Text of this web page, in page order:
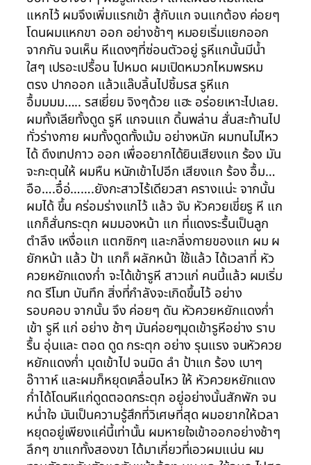
แหกไว้ ผมจึงเพิ่มแรกเข้า สู้กับแก จนแกต้อง ค่อยๆ
โดนผมแหกขา ออก อย่างช้าๆ หมอยเริ่มแยกออก
จากกัน จนเห็น หีแดงๆที่ซ่อนตัวอยู่ รูหีแกนั้นมีน้ำ
ใสๆ เปรอะเปรื้อน ไปหมด ผมเปิดหมวกไหมพรหม
ตรง ปากออก แล้วแล๊บลิ้นไปชิ้มรส รูหีแก
อื้มมมม….. รสเยี่ยม จิงๆด้วย แฮะ อร่อยเหาะไปเลย.
ผมทั้งเลียทั้งดูด รูหี แกจนแก ดิ้นพล่าน สั่นสะท้านไป
ทั่วร่างกาย ผมทั้งดูดทั้งเม้ม อย่างหนัก ผมทนไม่ไหว
ได้ ดึงเทปกาว ออก เพื่ออยากได้ยินเสียงแก ร้อง มัน
จะกะตุนให้ ผมหืน หนักเข้าไปอีก เสียงแก ร้อง อื้ม…
อือ….อื๋อ่…….ยังกะสาวไร้เดียวสา ครางแน่ะ จากนั้น
ผมได้ ขึ้น คร่อมร่างแกไว้ แล้ว จับ หัวควยเขี่ยรู หี แก
แกก็สั่นกระตุก ผมมองหน้า แก ที่แดงระรื้นเป็นลูก
ตำลึง เหงื่อแก แตกซิกๆ และกลิ่งกายของแก ผม ผ
ยักหน้า แล้ว ป้า แกก็ ผลักหน้า ใช้แล้ว ได้เวลาที่ หัว
ควยหยักแดงก่ำ จะได้เข้ารูหี สาวแก่ คนนี้แล้ว ผมเริ่ม
กด รีโมท บันทึก สิ่งที่กำลังจะเกิดขึ้นไว้ อย่าง
รอบคอบ จากนั้น จึง ค่อยๆ ดัน หัวควยหยักแดงก่ำ
เข้า รูหี แก่ อย่าง ช้าๆ มันค่อยๆมุดเข้ารูหีอย่าง ราบ
รื้น อุ่นและ ตอด ดูด กระตุก อย่าง รุนแรง จนหัวควย
หยักแดงก่ำ มุดเข้าไป จนมิด ลำ ป้าแก ร้อง เบาๆ
อ๊าาาห์ และผมก็หยุดเคลื่อนไหว ให้ หัวควยหยักแดง
ก่ำได้โดนหีแก่ดูดตอดกระตุก อยู่อย่างนั้นสักพัก จน
หน่ำใจ มันเป็นความรู้สึกที่วิเศษที่สุด ผมอยากให้เวลา
หยุดอยู่เพียงแค่นี้เท่านั้น ผมหายใจเข้าออกอย่างช้าๆ
ลึกๆ ขาแกทั้งสองขา ได้มาเกี่ยวที่เอวผมแน่น ผม